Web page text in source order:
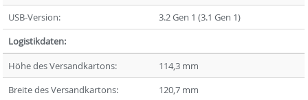
USB-Version:
3.2 Gen 1 (3.1 Gen 1)
Logistikdaten:
Höhe des Versandkartons:
114,3 mm
Breite des Versandkartons:
120,7 mm